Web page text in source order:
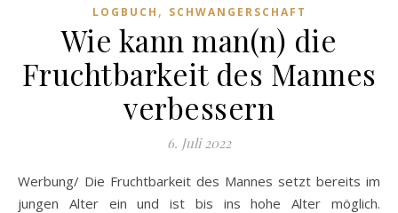
LOGBUCH , SCHWANGERSCHAFT
Wie kann man(n) die
Fruchtbarkeit des Mannes
verbessern
6. Juli 2022
Werbung/ Die Fruchtbarkeit des Mannes setzt bereits im
jungen Alter ein und ist bis ins hohe Alter möglich.